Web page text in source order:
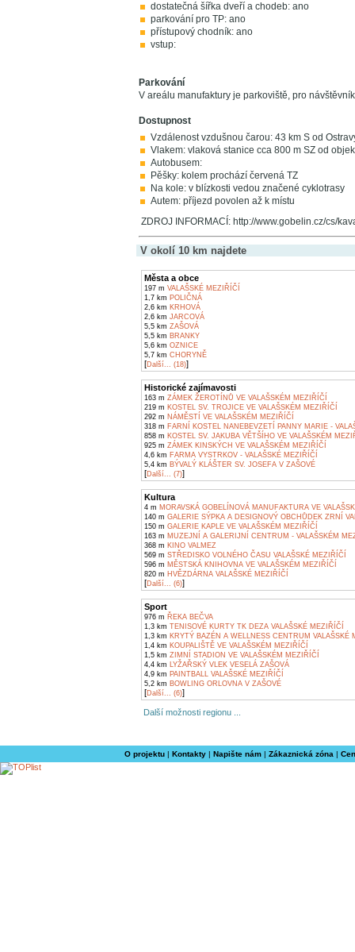
dostatečná šířka dveří a chodeb: ano
parkování pro TP: ano
přístupový chodník: ano
vstup:
Parkování
V areálu manufaktury je parkoviště, pro
Dostupnost
Vzdálenost vzdušnou čarou: 43 km S od
Vlakem: vlaková stanice cca 800 m SZ od
Autobusem:
Pěšky: kolem prochází červená TZ
Na kole: v blízkosti vedou značené cyklotrasy
Autem: příjezd povolen až k místu
ZDROJ INFORMACÍ: http://www.gobelin.cz/cs/
V okolí 10 km najdete
Města a obce
197 m VALAŠSKÉ MEZIŘÍČÍ
1,7 km POLIČNÁ
2,6 km KRHOVÁ
2,6 km JARCOVÁ
5,5 km ZAŠOVÁ
5,5 km BRANKY
5,6 km OZNICE
5,7 km CHORYNĚ
[Další... (18)]
Historické zajímavosti
163 m ZÁMEK ŽEROTÍNŮ VE VALAŠSKÉM MEZIŘÍČÍ
219 m KOSTEL SV. TROJICE VE VALAŠSKÉM MEZIŘÍČÍ
292 m NÁMĚSTÍ VE VALAŠSKÉM MEZIŘÍČÍ
318 m FARNÍ KOSTEL NANEBEVZETÍ PANNY MARIE -
858 m KOSTEL SV. JAKUBA VĚTŠÍHO VE VALAŠSKÉM
925 m ZÁMEK KINSKÝCH VE VALAŠSKÉM MEZIŘÍČÍ
4,6 km FARMA VYSTRKOV - VALAŠSKÉ MEZIŘÍČÍ
5,4 km BÝVALÝ KLÁŠTER SV. JOSEFA V ZAŠOVÉ
[Další... (7)]
Kultura
4 m MORAVSKÁ GOBELÍNOVÁ MANUFAKTURA VE
140 m GALERIE SÝPKA A DESIGNOVÝ OBCHŮDEK ZRNÍ
150 m GALERIE KAPLE VE VALAŠSKÉM MEZIŘÍČÍ
163 m MUZEJNÍ A GALERIJNÍ CENTRUM - VALAŠSKÉM
368 m KINO VALMEZ
569 m STŘEDISKO VOLNÉHO ČASU VALAŠSKÉ MEZIŘÍČÍ
596 m MĚSTSKÁ KNIHOVNA VE VALAŠSKÉM MEZIŘÍČÍ
820 m HVĚZDÁRNA VALAŠSKÉ MEZIŘÍČÍ
[Další... (6)]
Sport
976 m ŘEKA BEČVA
1,3 km TENISOVÉ KURTY TK DEZA VALAŠSKÉ MEZIŘÍČÍ
1,3 km KRYTÝ BAZÉN A WELLNESS CENTRUM VALAŠSKÉ
1,4 km KOUPALIŠTĚ VE VALAŠSKÉM MEZIŘÍČÍ
1,5 km ZIMNÍ STADION VE VALAŠSKÉM MEZIŘÍČÍ
4,4 km LYŽAŘSKÝ VLEK VESELÁ ZAŠOVÁ
4,9 km PAINTBALL VALAŠSKÉ MEZIŘÍČÍ
5,2 km BOWLING ORLOVNA V ZAŠOVÉ
[Další... (6)]
Další možnosti regionu ...
O projektu| Kontakty| Napište nám| Zákaznická zóna |